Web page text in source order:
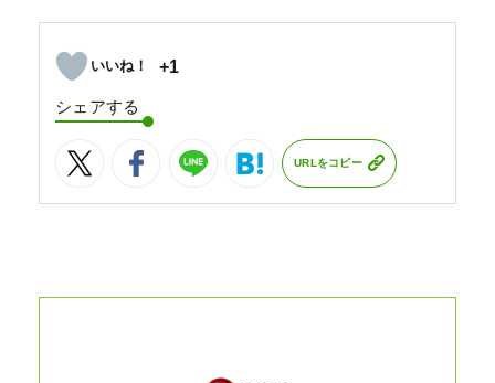
+1
シェアする
URLをコピー